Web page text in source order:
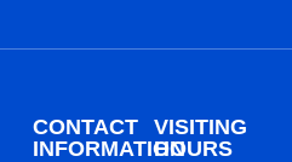
CONTACT
INFORMATION
VISITING
HOURS